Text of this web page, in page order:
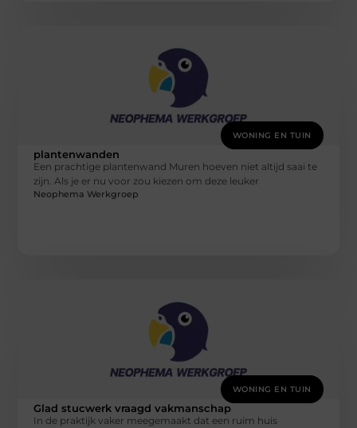
WONING EN TUIN
plantenwanden
Een prachtige plantenwand Muren hoeven niet altijd saai te
zijn. Als je er nu voor zou kiezen om deze leuker
Neophema Werkgroep
WONING EN TUIN
Glad stucwerk vraagd vakmanschap
In de praktijk vaker meegemaakt dat een ruim huis